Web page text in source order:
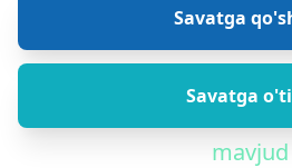
Savatga
Savatga
mavjud